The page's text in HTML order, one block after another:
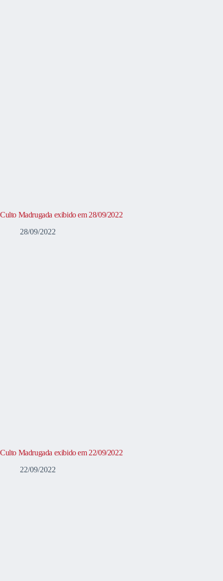
Culto Madrugada exibido em 28/09/2022
28/09/2022
Culto Madrugada exibido em 22/09/2022
22/09/2022